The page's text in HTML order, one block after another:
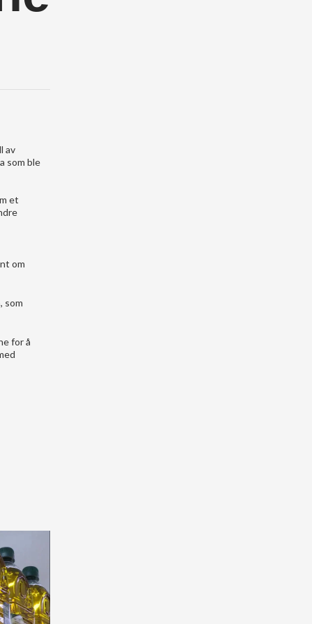
av
som ble
et
om
som
for å